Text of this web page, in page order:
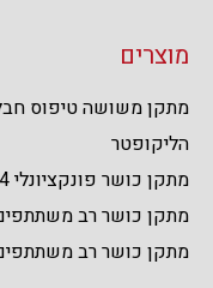
מוצרים
מתקן משושה טיפוס
הליקופטר
מתקן כושר פונקציונלי 4 פעולות
מתקן כושר רב
מתקן כושר רב